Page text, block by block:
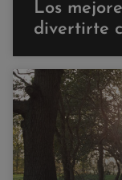
Los
divertirte